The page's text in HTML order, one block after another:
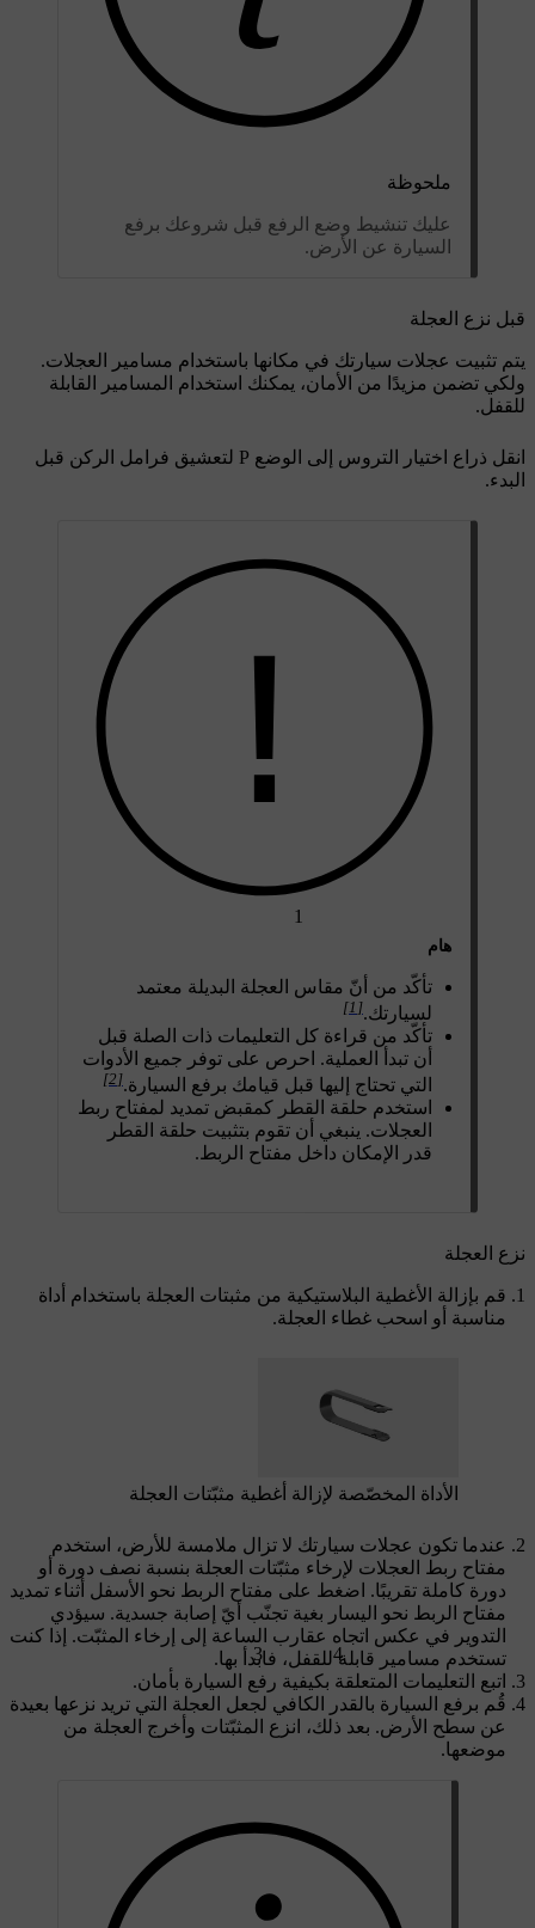
ملحوظة
عليك تنشيط وضع الرفع قبل شروعك برفع
السيارة عن الأرض.
قبل نزع العجلة
يتم تثبيت عجلات سيارتك في مكانها باستخدام مسامير العجلات.
ولكي تضمن مزيدًا من الأمان، يمكنك استخدام المسامير القابلة
للقفل.
انقل ذراع اختيار التروس إلى الوضع P لتعشيق فرامل الركن قبل
البدء.
هام
تأكّد من أنّ مقاس العجلة البديلة معتمد
لسيارتك.[1]
تأكّد من قراءة كل التعليمات ذات الصلة قبل
أن تبدأ العملية. احرص على توفر جميع الأدوات
التي تحتاج إليها قبل قيامك برفع السيارة.[2]
استخدم حلقة القطر كمقبض تمديد لمفتاح ربط
العجلات. ينبغي أن تقوم بتثبيت حلقة القطر
قدر الإمكان داخل مفتاح الربط.
نزع العجلة
قم بإزالة الأغطية البلاستيكية من مثبتات العجلة باستخدام أداة
مناسبة أو اسحب غطاء العجلة.
الأداة المخصّصة لإزالة أغطية مثبّتات العجلة
عندما تكون عجلات سيارتك لا تزال ملامسة للأرض، استخدم
مفتاح ربط العجلات لإرخاء مثبّتات العجلة بنسبة نصف دورة أو
دورة كاملة تقريبًا. اضغط على مفتاح الربط نحو الأسفل أثناء تمديد
مفتاح الربط نحو اليسار بغية تجنّب أيّ إصابة جسدية. سيؤدي
التدوير في عكس اتجاه عقارب الساعة إلى إرخاء المثبّت. إذا كنت
تستخدم مسامير قابلة للقفل، فابدأ بها.
اتبع التعليمات المتعلقة بكيفية رفع السيارة بأمان.
قُم برفع السيارة بالقدر الكافي لجعل العجلة التي تريد نزعها بعيدة
عن سطح الأرض. بعد ذلك، انزع المثبّتات وأخرج العجلة من
موضعها.
3
1
4